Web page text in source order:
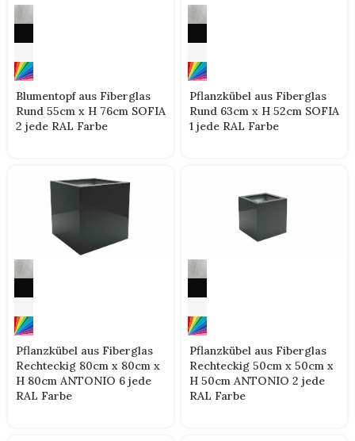
Blumentopf aus Fiberglas
Rund 55cm x H 76cm SOFIA
2 jede RAL Farbe
Pflanzkübel aus Fiberglas
Rund 63cm x H 52cm SOFIA
1 jede RAL Farbe
Pflanzkübel aus Fiberglas
Rechteckig 80cm x 80cm x
H 80cm ANTONIO 6 jede
RAL Farbe
Pflanzkübel aus Fiberglas
Rechteckig 50cm x 50cm x
H 50cm ANTONIO 2 jede
RAL Farbe